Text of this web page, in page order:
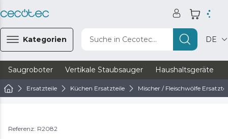
Kategorien Suche in Cecotec... DE
Saugroboter Vertikale Staubsauger Haushaltsgeräte
Ersatzteile Küchen Ersatzteile Mischer / Fleischwölfe
Referenz: R2082